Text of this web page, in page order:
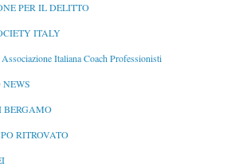
PER IL DELITTO
ITALY
Italiana Coach Professionisti
NEWS
BERGAMO
RITROVATO